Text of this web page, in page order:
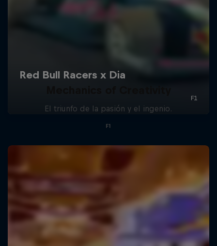
El triunfo de la pasión y el ingenio.
F1